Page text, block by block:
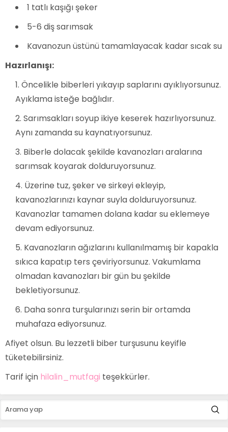
1 tatlı kaşığı şeker
5-6 diş sarımsak
Kavanozun üstünü tamamlayacak kadar sıcak su
Hazırlanışı:
Öncelikle biberleri yıkayıp saplarını ayıklıyorsunuz.
Ayıklama isteğe bağlıdır.
Sarımsakları soyup ikiye keserek hazırlıyorsunuz.
Aynı zamanda su kaynatıyorsunuz.
Biberle dolacak şekilde kavanozları aralarına
sarımsak koyarak dolduruyorsunuz.
Üzerine tuz, şeker ve sirkeyi ekleyip,
kavanozlarınızı kaynar suyla dolduruyorsunuz.
Kavanozlar tamamen dolana kadar su eklemeye
devam ediyorsunuz.
Kavanozların ağızlarını kullanılmamış bir kapakla
sıkıca kapatıp ters çeviriyorsunuz. Vakumlama
olmadan kavanozları bir gün bu şekilde
bekletiyorsunuz.
Daha sonra turşularınızı serin bir ortamda
muhafaza ediyorsunuz.
Afiyet olsun. Bu lezzetli biber turşusunu keyifle
tüketebilirsiniz.
Tarif için hilalin_mutfagi teşekkürler.